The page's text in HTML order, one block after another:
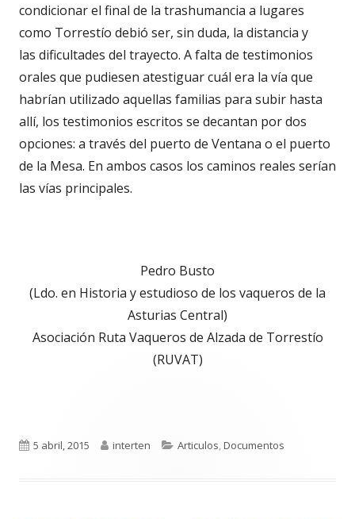
condicionar el final de la trashumancia a lugares
como Torrestío debió ser, sin duda, la distancia y
las dificultades del trayecto. A falta de testimonios
orales que pudiesen atestiguar cuál era la vía que
habrían utilizado aquellas familias para subir hasta
allí, los testimonios escritos se decantan por dos
opciones: a través del puerto de Ventana o el puerto
de la Mesa. En ambos casos los caminos reales serían
las vías principales.
Pedro Busto
(Ldo. en Historia y estudioso de los vaqueros de la
Asturias Central)
Asociación Ruta Vaqueros de Alzada de Torrestío
(RUVAT)
Publicado
5 abril, 2015 Autor
interten Categorías
Articulos,Documentos